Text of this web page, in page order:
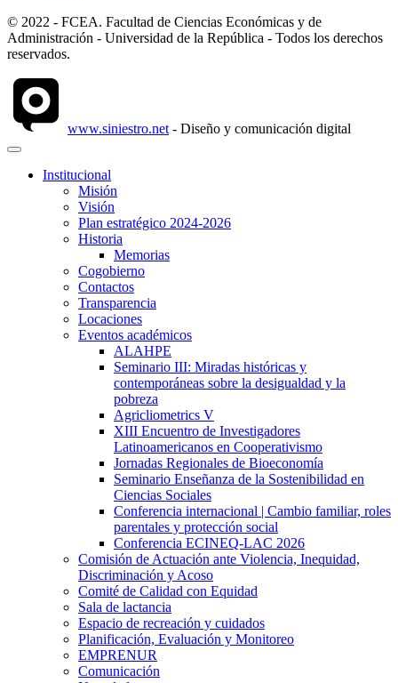
© 2022 - FCEA. Facultad de Ciencias Económicas y de
Administración - Universidad de la República - Todos los derechos
reservados.
www.siniestro.net - Diseño y comunicación digital
Institucional
Misión
Visión
Plan estratégico 2024-2026
Historia
Memorias
Cogobierno
Contactos
Transparencia
Locaciones
Eventos académicos
ALAHPE
Seminario III: Miradas históricas y
contemporáneas sobre la desigualdad y la
pobreza
Agricliometrics V
XIII Encuentro de Investigadores
Latinoamericanos en Cooperativismo
Jornadas Regionales de Bioeconomía
Seminario Enseñanza de la Sostenibilidad en
Ciencias Sociales
Conferencia internacional | Cambio familiar, roles
parentales y protección social
Conferencia ECINEQ-LAC 2026
Comisión de Actuación ante Violencia, Inequidad,
Discriminación y Acoso
Comité de Calidad con Equidad
Sala de lactancia
Espacio de recreación y cuidados
Planificación, Evaluación y Monitoreo
EMPRENUR
Comunicación